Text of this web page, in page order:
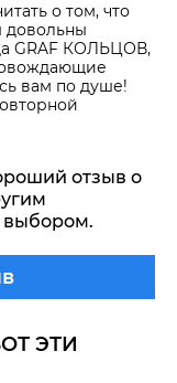
о том, что
GRAF КОЛЬЦОВ,
вам по душе!
отзыв о
выбором.
ЭТИ